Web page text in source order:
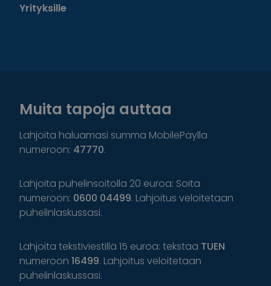
Yrityksille
Muita tapoja auttaa
Lahjoita haluamasi summa MobilePaylla
numeroon: 47770.
Lahjoita puhelinsoitolla 20 euroa: Soita
numeroon: 0600 04499. Lahjoitus veloitetaan
puhelinlaskussasi.
Lahjoita tekstiviestillä 15 euroa: tekstaa TUEN
numeroon 16499. Lahjoitus veloitetaan
puhelinlaskussasi.